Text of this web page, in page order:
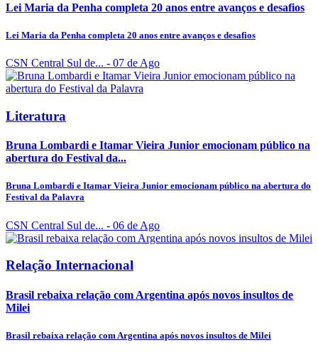
Lei Maria da Penha completa 20 anos entre avanços e desafios
Lei Maria da Penha completa 20 anos entre avanços e desafios
CSN Central Sul de... - 07 de Ago
Literatura
Bruna Lombardi e Itamar Vieira Junior emocionam público na
abertura do Festival da...
Bruna Lombardi e Itamar Vieira Junior emocionam público na abertura do
Festival da Palavra
CSN Central Sul de... - 06 de Ago
Relação Internacional
Brasil rebaixa relação com Argentina após novos insultos de
Milei
Brasil rebaixa relação com Argentina após novos insultos de Milei